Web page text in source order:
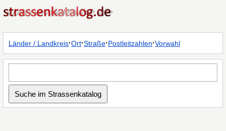
Länder / Landkreis·Ort·Straße·Postleitzahlen·Vorwahl